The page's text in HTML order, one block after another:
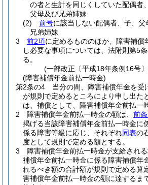
の者と生計を同じくしていた配偶者
父母及び兄弟姉妹
(2)
前号に該当しない配偶者、子、
兄弟姉妹
3
前2項に定めるもののほか、障害補償
し必要な事項については、法附則第5
る。
(一部改正〔平成18年条例16号
(障害補償年金前払一時金)
第2条の4
当分の間、障害補償年金を受
が規則で定めるところにより申し出た
は、補償として、障害補償年金前払一
2
障害補償年金前払一時金の額は、 前
掲げる当該障害補償年金前払一時金に
係る障害等級に応じ、それぞれ同表の
度として規則で定める額とする。
3
障害補償年金前払一時金が支給され
補償年金前払一時金に係る障害補償年
れるべき額の合計額が規則で定める算
害補償年金前払一時金の額に達するま